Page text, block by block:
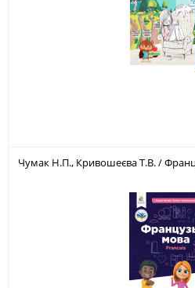
Чумак Н.П., Кривошеєва Т.В. /